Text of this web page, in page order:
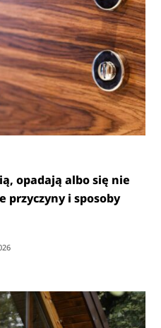
opadają albo się nie
przyczyny i sposoby